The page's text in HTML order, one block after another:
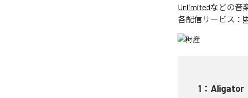
Unlimitedなどの音
各配信サービス：
1 ： Aligator